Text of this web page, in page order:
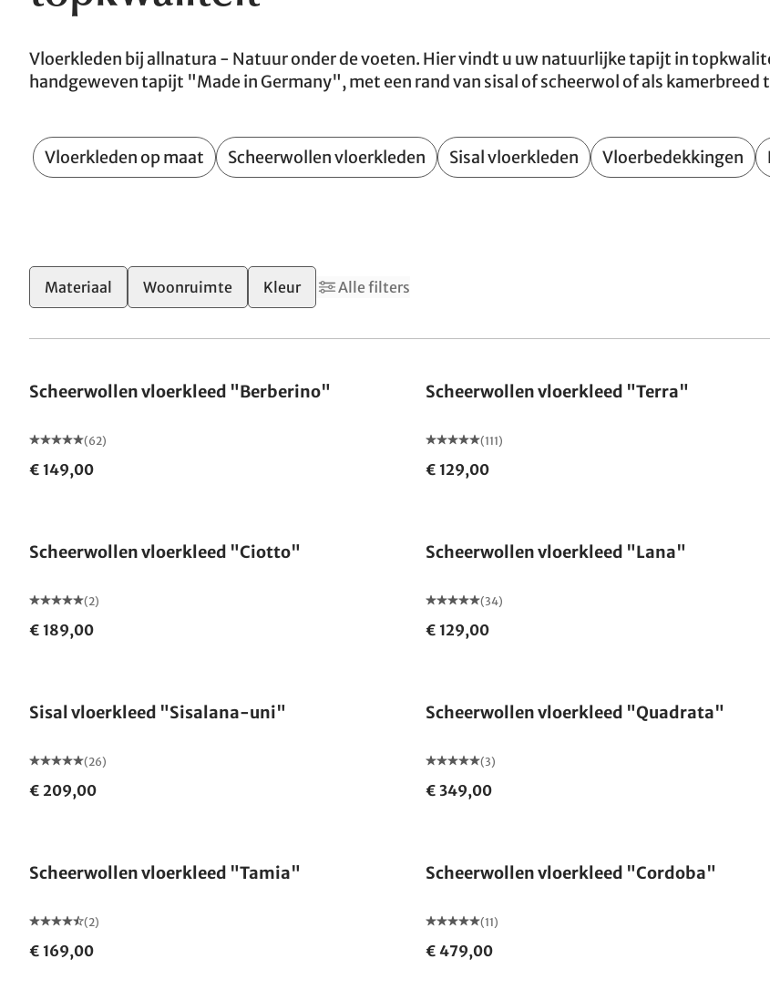
Vloerkleden bij allnatura - Natuur onder de voeten. Hier vindt u uw natuurlijke tapijt in
handgeweven tapijt "Made in Germany", met een rand van sisal of scheerwol of als kamerbreed
Vloerkleden op maat Scheerwollen vloerkleden Sisal vloerkleden Vloerbedekkingen
Materiaal Woonruimte Kleur Alle filters
Scheerwollen vloerkleed "Berberino"
(62)
€ 149,00
Scheerwollen vloerkleed "Terra"
(111)
€ 129,00
Scheerwollen vloerkleed "Ciotto"
(2)
€ 189,00
Scheerwollen vloerkleed "Lana"
(34)
€ 129,00
Sisal vloerkleed "Sisalana-uni"
(26)
€ 209,00
Scheerwollen vloerkleed "Quadrata"
(3)
€ 349,00
Scheerwollen vloerkleed "Tamia"
(2)
€ 169,00
Scheerwollen vloerkleed "Cordoba"
(11)
€ 479,00